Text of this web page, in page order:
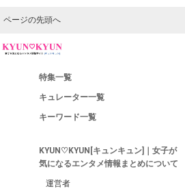
ページの先頭へ
特集一覧
キュレーター一覧
キーワード一覧
KYUN♡KYUN[キュンキュン]｜女子が
気になるエンタメ情報まとめについて
運営者